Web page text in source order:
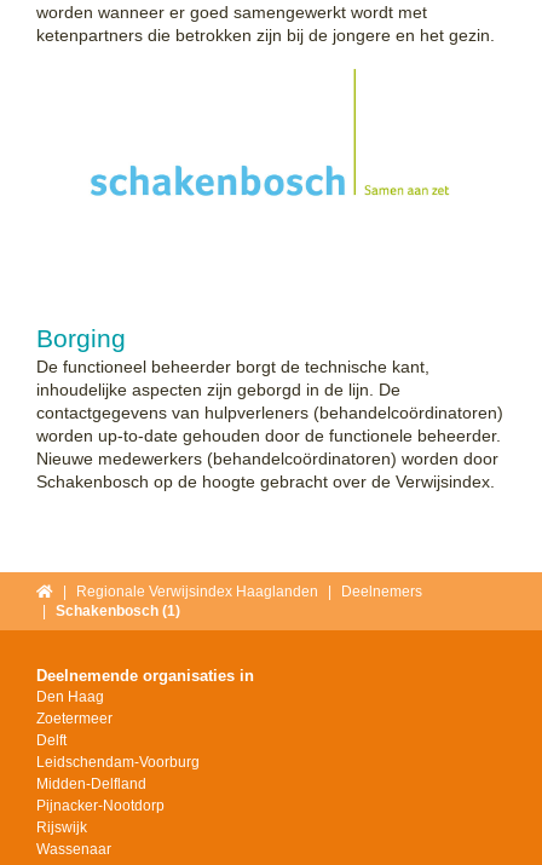
worden wanneer er goed samengewerkt wordt met
ketenpartners die betrokken zijn bij de jongere en het gezin.
Borging
De functioneel beheerder borgt de technische kant,
inhoudelijke aspecten zijn geborgd in de lijn. De
contactgegevens van hulpverleners (behandelcoördinatoren)
worden up-to-date gehouden door de functionele beheerder.
Nieuwe medewerkers (behandelcoördinatoren) worden door
Schakenbosch op de hoogte gebracht over de Verwijsindex.
HomeRegionale Verwijsindex Haaglanden
Deelnemers
Schakenbosch (1)
Deelnemende organisaties in
Den Haag
Zoetermeer
Delft
Leidschendam-Voorburg
Midden-Delfland
Pijnacker-Nootdorp
Rijswijk
Wassenaar